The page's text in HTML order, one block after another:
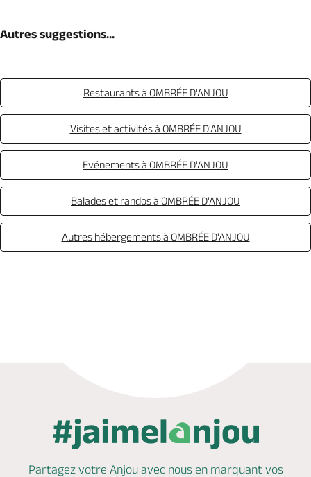
Autres suggestions...
Restaurants à OMBRÉE D'ANJOU
Visites et activités à OMBRÉE D'ANJOU
Evénements à OMBRÉE D'ANJOU
Balades et randos à OMBRÉE D'ANJOU
Autres hébergements à OMBRÉE D'ANJOU
Partagez votre Anjou avec nous en marquantvos